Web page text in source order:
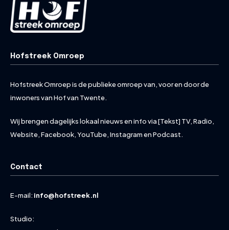
Hofstreek Omroep
Hofstreek Omroep is de publieke omroep van, voor en door de
inwoners van Hof van Twente.
Wij brengen dagelijks lokaal nieuws en info via [Tekst] TV, Radio,
Website, Facebook, YouTube, Instagram en Podcast.
Contact
E-mail: info@hofstreek.nl
Studio: